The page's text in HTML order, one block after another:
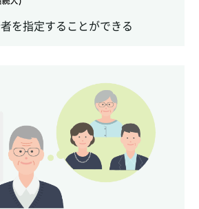
を指定することができる